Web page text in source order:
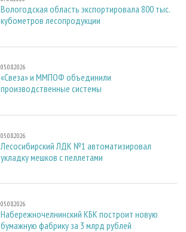
Вологодская область экспортировала 800 тыс.
кубометров лесопродукции
05.08.2026
«Свеза» и ММПОФ объединили
производственные системы
05.08.2026
Лесосибирский ЛДК №1 автоматизировал
укладку мешков с пеллетами
05.08.2026
Набережночелнинский КБК построит новую
бумажную фабрику за 3 млрд рублей